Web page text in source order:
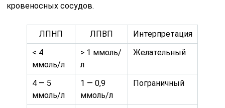
кровеносных сосудов.
ЛПНП ЛПВП
Интерпретация
< 4
ммоль/л
> 1 ммоль/
л
Желательный
4 — 5
ммоль/л
1 — 0,9
ммоль/л
Пограничный